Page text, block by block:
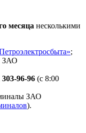
месяца несколькими
;
ЗАО
303-96-96 (с 8:00
ЗАО
).